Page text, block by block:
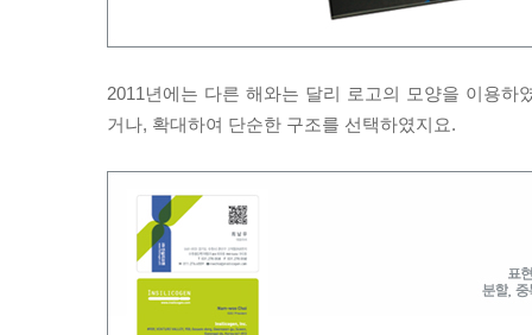
2011년에는 다른 해와는 달리 로고의 모양을 이용하
거나, 확대하여 단순한 구조를 선택하였지요.